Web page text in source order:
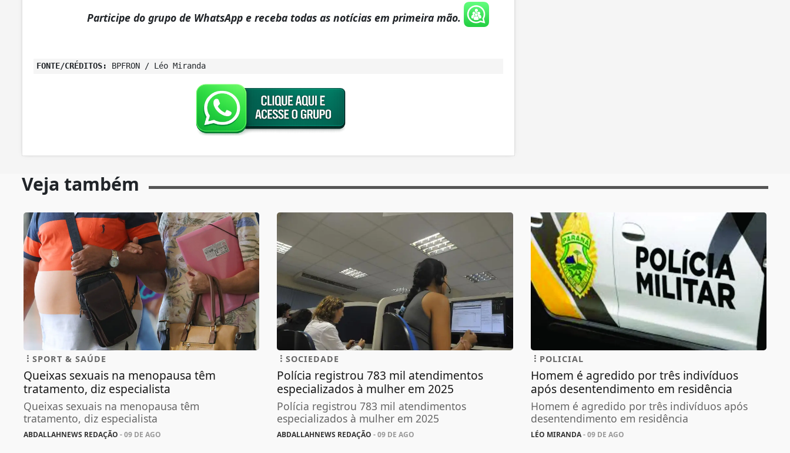
Participe do grupo de WhatsApp e receba todas as notícias em primeira mão.
FONTE/CRÉDITOS: BPFRON / Léo Miranda
Veja também
SPORT & SAÚDE
Queixas sexuais na menopausa têm
tratamento, diz especialista
Queixas sexuais na menopausa têm
tratamento, diz especialista
ABDALLAHNEWS REDAÇÃO - 09 DE AGO
SOCIEDADE
Polícia registrou 783 mil atendimentos
especializados à mulher em 2025
Polícia registrou 783 mil atendimentos
especializados à mulher em 2025
ABDALLAHNEWS REDAÇÃO - 09 DE AGO
POLICIAL
Homem é agredido por três indivíduos
após desentendimento em residência
Homem é agredido por três indivíduos após
desentendimento em residência
LÉO MIRANDA- 09 DE AGO